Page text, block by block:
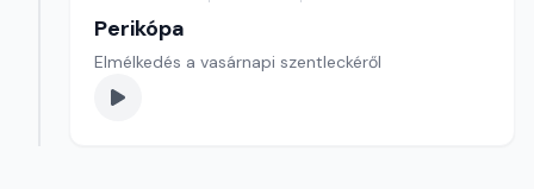
Perikópa
Elmélkedés a vasárnapi szentleckéről